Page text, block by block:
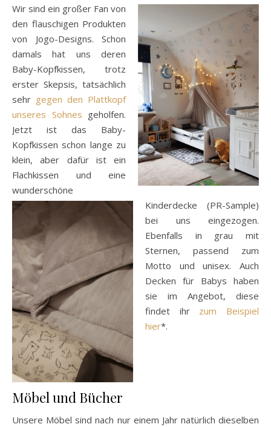
Wir sind ein großer Fan von
den flauschigen Produkten
von Jogo-Designs. Schon
damals hat uns deren
Baby-Kopfkissen, trotz
erster Skepsis, tatsächlich
sehr gegen den Plattkopf
unseres Sohnes geholfen.
Jetzt ist das Baby-
Kopfkissen schon lange zu
klein, aber dafür ist ein
Flachkissen und eine
wunderschöne
Kinderdecke (PR-Sample)
bei uns eingezogen.
Ebenfalls in grau mit
Sternen, passend zum
Motto und unisex. Auch
Decken für Babys haben
sie im Angebot, diese
findet ihr zum Beispiel
hier*.
Möbel und Bücher
Unsere Möbel sind nach nur einem Jahr natürlich dieselben